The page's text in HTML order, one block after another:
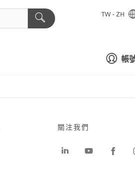
帳
TW - ZH
關注我們